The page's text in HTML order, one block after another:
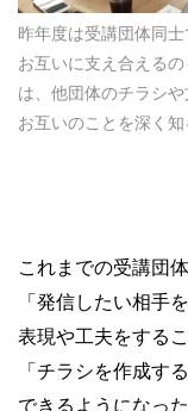
昨年度は受講団体同
お互いに支え合える
は、他団体のチラシ
お互いのことを深く
これまでの受講団体
「発信したい相手
表現や工夫をする
「チラシを作成す
できるようになった